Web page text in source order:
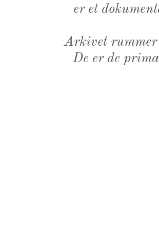
er et
Arkivet rummer
De er de